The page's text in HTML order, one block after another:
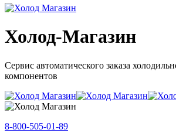
Холод-Магазин
Сервис автоматического заказа
компонентов
8-800-505-01-89